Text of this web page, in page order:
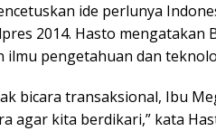
ide perlunya
2014. Hasto
ilmu pengetahuan dan
bicara transaksional, Ibu
agar kita berdikari,” kata